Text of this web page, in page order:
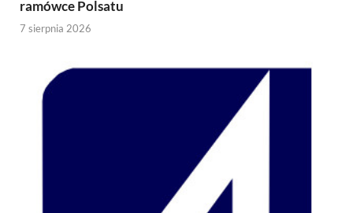
ramówce Polsatu
7 sierpnia 2026